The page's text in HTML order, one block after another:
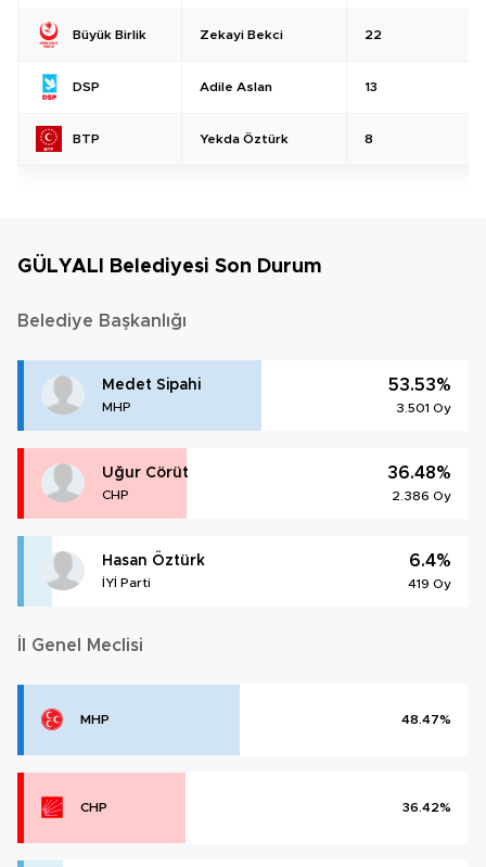
Büyük Birlik Zekayi Bekci 22
DSP Adile Aslan 13
BTP Yekda Öztürk 8
GÜLYALI Belediyesi Son Durum
Belediye Başkanlığı
Medet Sipahi
MHP
53.53%
3.501 Oy
Uğur Cörüt
CHP
36.48%
2.386 Oy
Hasan Öztürk
İYİ Parti
6.4%
419 Oy
İl Genel Meclisi
MHP 48.47%
CHP 36.42%